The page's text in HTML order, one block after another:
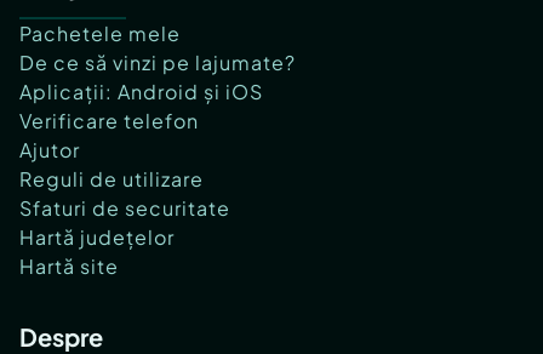
Pachetele mele
De ce să vinzi pe lajumate?
Aplicații: Android și iOS
Verificare telefon
Ajutor
Reguli de utilizare
Sfaturi de securitate
Hartă județelor
Hartă site
Despre